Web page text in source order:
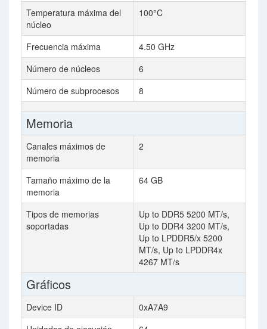
Temperatura máxima del
núcleo
100°C
Frecuencia máxima
4.50 GHz
Número de núcleos
6
Número de subprocesos
8
Memoria
Canales máximos de
memoria
2
Tamaño máximo de la
memoria
64 GB
Tipos de memorias
soportadas
Up to DDR5 5200 MT/s,
Up to DDR4 3200 MT/s,
Up to LPDDR5/x 5200
MT/s, Up to LPDDR4x
4267 MT/s
Gráficos
Device ID
0xA7A9